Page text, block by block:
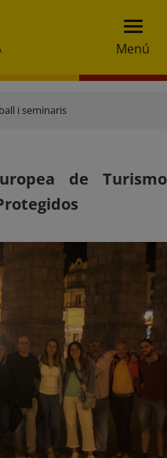
Menú
i seminaris
de Turismo